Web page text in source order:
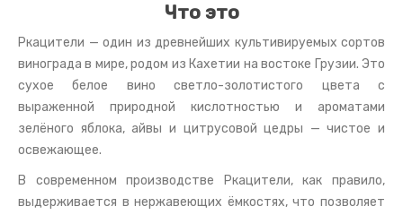
Что это
Ркацители — один из древнейших культивируемых сортов
винограда в мире, родом из Кахетии на востоке Грузии. Это
сухое белое вино светло-золотистого цвета с
выраженной природной кислотностью и ароматами
зелёного яблока, айвы и цитрусовой цедры — чистое и
освежающее.
В современном производстве Ркацители, как правило,
выдерживается в нержавеющих ёмкостях, что позволяет